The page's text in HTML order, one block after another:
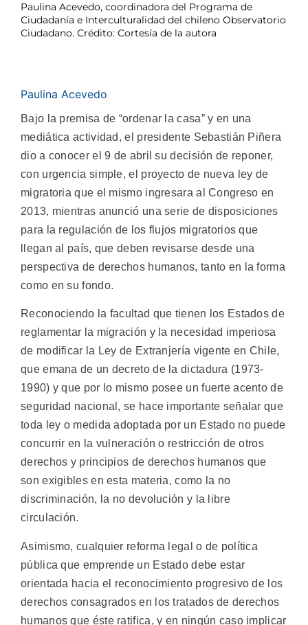
Paulina Acevedo, coordinadora del Programa de
Ciudadanía e Interculturalidad del chileno Observatorio
Ciudadano. Crédito: Cortesía de la autora
Paulina Acevedo
Bajo la premisa de “ordenar la casa” y en una
mediática actividad, el presidente Sebastián Piñera
dio a conocer el 9 de abril su decisión de reponer,
con urgencia simple, el proyecto de nueva ley de
migratoria que el mismo ingresara al Congreso en
2013, mientras anunció una serie de disposiciones
para la regulación de los flujos migratorios que
llegan al país, que deben revisarse desde una
perspectiva de derechos humanos, tanto en la forma
como en su fondo.
Reconociendo la facultad que tienen los Estados de
reglamentar la migración y la necesidad imperiosa
de modificar la Ley de Extranjería vigente en Chile,
que emana de un decreto de la dictadura (1973-
1990) y que por lo mismo posee un fuerte acento de
seguridad nacional, se hace importante señalar que
toda ley o medida adoptada por un Estado no puede
concurrir en la vulneración o restricción de otros
derechos y principios de derechos humanos que
son exigibles en esta materia, como la no
discriminación, la no devolución y la libre
circulación.
Asimismo, cualquier reforma legal o de política
pública que emprende un Estado debe estar
orientada hacia el reconocimiento progresivo de los
derechos consagrados en los tratados de derechos
humanos que éste ratifica, y en ningún caso implicar